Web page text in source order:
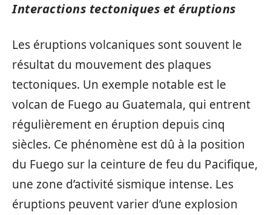
Interactions tectoniques et éruptions
Les éruptions volcaniques sont souvent le
résultat du mouvement des plaques
tectoniques. Un exemple notable est le
volcan de Fuego au Guatemala, qui entrent
régulièrement en éruption depuis cinq
siècles. Ce phénomène est dû à la position
du Fuego sur la ceinture de feu du Pacifique,
une zone d’activité sismique intense. Les
éruptions peuvent varier d’une explosion